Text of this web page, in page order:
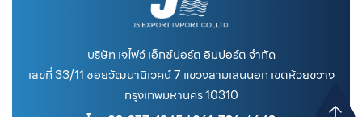
บริษัท เจไฟว์ เอ็กซ์ปอร์ต อิมปอร์ต จำกัด
เลขที่ 33/11 ซอยวัฒนานิเวศน์ 7 แขวงสามเสนนอก เขตห้วยขวาง
กรุงเทพมหานคร 10310